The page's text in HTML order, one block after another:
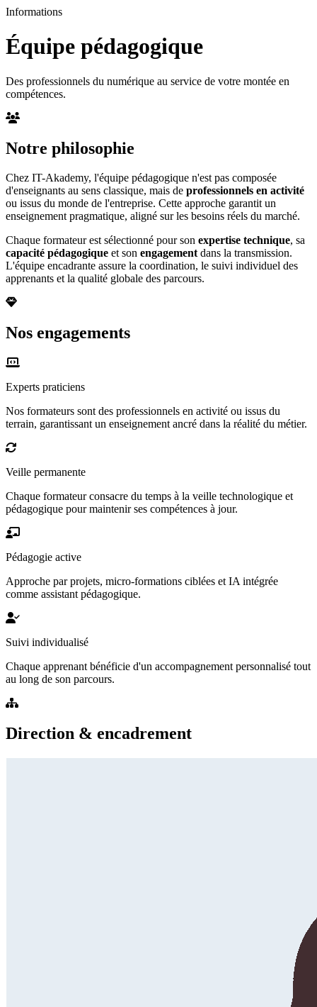
Informations
Équipe pédagogique
Des professionnels du numérique au service de votre montée en
compétences.
Notre philosophie
Chez IT-Akademy, l'équipe pédagogique n'est pas composée
d'enseignants au sens classique, mais de professionnels en activité
ou issus du monde de l'entreprise. Cette approche garantit un
enseignement pragmatique, aligné sur les besoins réels du marché.
Chaque formateur est sélectionné pour son expertise technique, sa
capacité pédagogique et son engagement dans la transmission.
L'équipe encadrante assure la coordination, le suivi individuel des
apprenants et la qualité globale des parcours.
Nos engagements
Experts praticiens
Nos formateurs sont des professionnels en activité ou issus du
terrain, garantissant un enseignement ancré dans la réalité du métier.
Veille permanente
Chaque formateur consacre du temps à la veille technologique et
pédagogique pour maintenir ses compétences à jour.
Pédagogie active
Approche par projets, micro-formations ciblées et IA intégrée
comme assistant pédagogique.
Suivi individualisé
Chaque apprenant bénéficie d'un accompagnement personnalisé tout
au long de son parcours.
Direction & encadrement